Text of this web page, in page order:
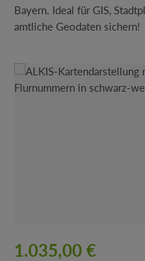
Bayern. Ideal für GIS,
amtliche Geodaten sichern!
Bildergalerie überspringen
1.035,00 €